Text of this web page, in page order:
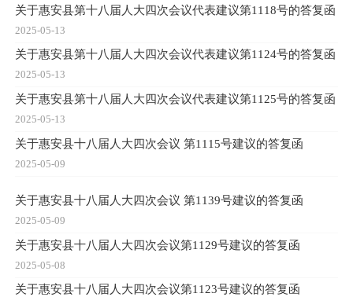
关于惠安县第十八届人大四次会议代表建议第1118号的答复函
2025-05-13
关于惠安县第十八届人大四次会议代表建议第1124号的答复函
2025-05-13
关于惠安县第十八届人大四次会议代表建议第1125号的答复函
2025-05-13
关于惠安县十八届人大四次会议 第1115号建议的答复函
2025-05-09
关于惠安县十八届人大四次会议 第1139号建议的答复函
2025-05-09
关于惠安县十八届人大四次会议第1129号建议的答复函
2025-05-08
关于惠安县十八届人大四次会议第1123号建议的答复函